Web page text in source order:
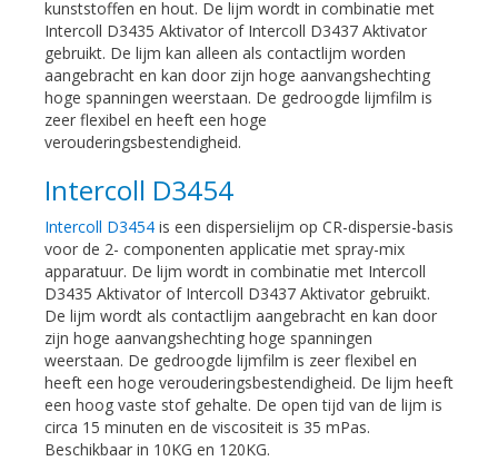
kunststoffen en hout. De lijm wordt in combinatie met
Intercoll D3435 Aktivator of Intercoll D3437 Aktivator
gebruikt. De lijm kan alleen als contactlijm worden
aangebracht en kan door zijn hoge aanvangshechting
hoge spanningen weerstaan. De gedroogde lijmfilm is
zeer flexibel en heeft een hoge
verouderingsbestendigheid.
Intercoll D3454
Intercoll D3454 is een dispersielijm op CR-dispersie-basis
voor de 2- componenten applicatie met spray-mix
apparatuur. De lijm wordt in combinatie met Intercoll
D3435 Aktivator of Intercoll D3437 Aktivator gebruikt.
De lijm wordt als contactlijm aangebracht en kan door
zijn hoge aanvangshechting hoge spanningen
weerstaan. De gedroogde lijmfilm is zeer flexibel en
heeft een hoge verouderingsbestendigheid. De lijm heeft
een hoog vaste stof gehalte. De open tijd van de lijm is
circa 15 minuten en de viscositeit is 35 mPas.
Beschikbaar in 10KG en 120KG.